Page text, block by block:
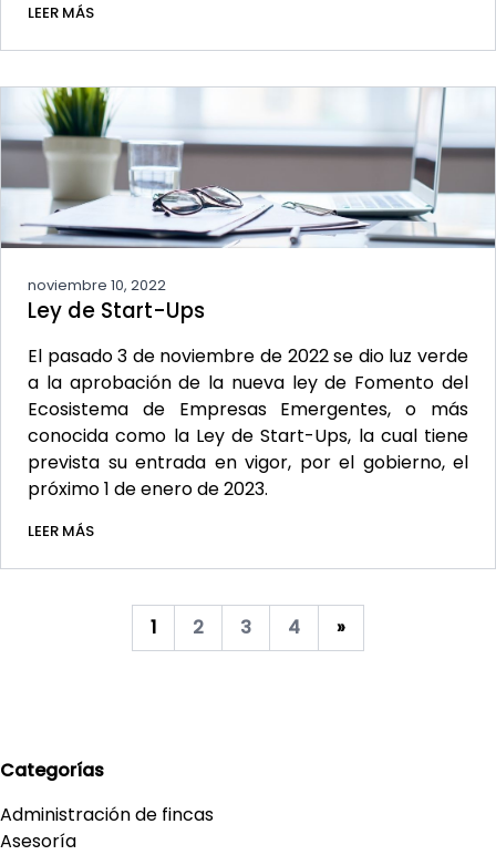
LEER MÁS
noviembre 10, 2022
Ley de Start-Ups
El pasado 3 de noviembre de 2022 se dio luz verde
a la aprobación de la nueva ley de Fomento del
Ecosistema de Empresas Emergentes, o más
conocida como la Ley de Start-Ups, la cual tiene
prevista su entrada en vigor, por el gobierno, el
próximo 1 de enero de 2023.
LEER MÁS
1 2 3 4 »
Categorías
Administración de fincas
Asesoría